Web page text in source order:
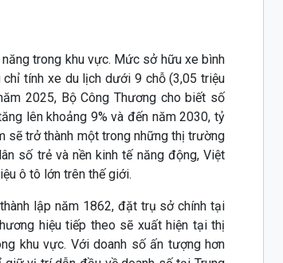
trong khu vực. Mức sở hữu xe bình
tính xe du lịch dưới 9 chỗ (3,05 triệu
2025, Bộ Công Thương cho biết số
lên khoảng 9% và đến năm 2030, tỷ
sẽ trở thành một trong những thị trường
số trẻ và nền kinh tế năng động, Việt
ô tô lớn trên thế giới.
lập năm 1862, đặt trụ sở chính tại
hiệu tiếp theo sẽ xuất hiện tại thị
khu vực. Với doanh số ấn tượng hơn